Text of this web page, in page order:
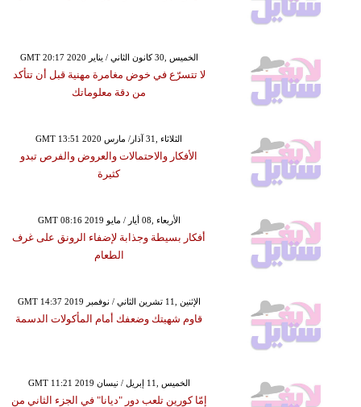
GMT 20:17 2020 الخميس ,30 كانون الثاني / يناير
لا تتسرّع في خوض مغامرة مهنية قبل أن تتأكد
من دقة معلوماتك
GMT 13:51 2020 الثلاثاء ,31 آذار/ مارس
الأفكار والاحتمالات والعروض والفرص تبدو
كثيرة
GMT 08:16 2019 الأربعاء ,08 أيار / مايو
أفكار بسيطة وجذابة لإضفاء الرونق على غرف
الطعام
GMT 14:37 2019 الإثنين ,11 تشرين الثاني / نوفمبر
قاوم شهيتك وضعفك أمام المأكولات الدسمة
GMT 11:21 2019 الخميس ,11 إبريل / نيسان
إمّا كورين تلعب دور "ديانا" في الجزء الثاني من